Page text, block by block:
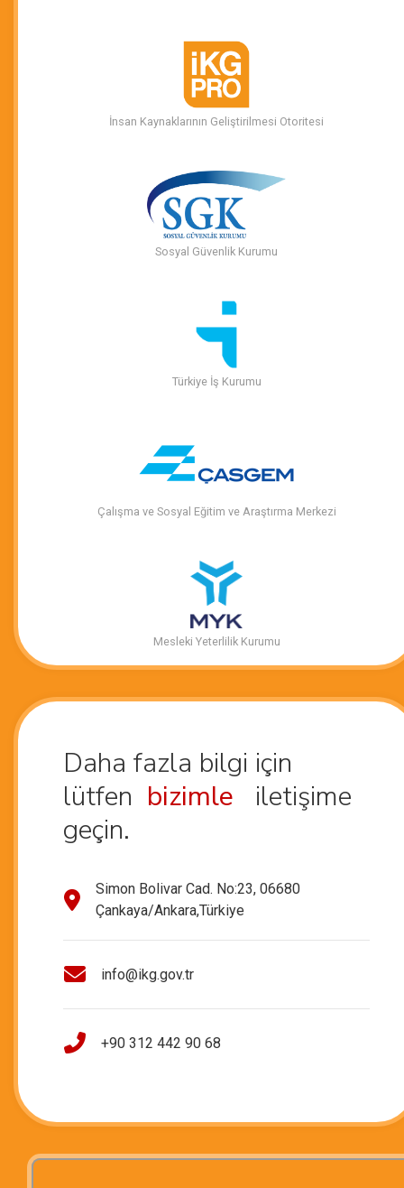
İnsan Kaynaklarının Geliştirilmesi Otoritesi
Sosyal Güvenlik Kurumu
Türkiye İş Kurumu
Çalışma ve Sosyal Eğitim ve Araştırma Merkezi
Mesleki Yeterlilik Kurumu
Daha fazla bilgi için
lütfen bizimle
iletişime
geçin.
Simon Bolivar Cad. No:23, 06680
Çankaya/Ankara,Türkiye
info@ikg.gov.tr
+90 312 442 90 68